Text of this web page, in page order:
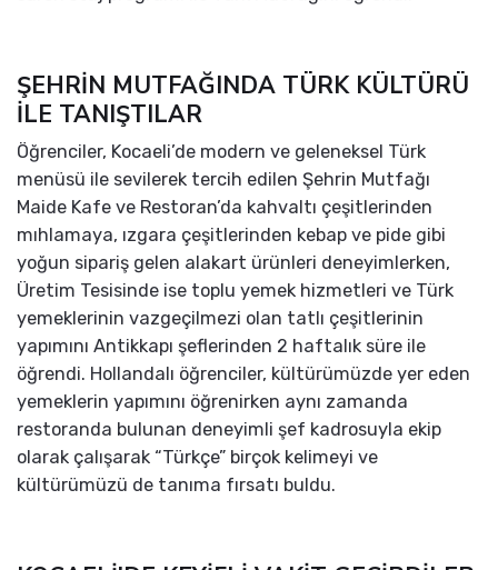
ŞEHRİN MUTFAĞINDA TÜRK KÜLTÜRÜ
İLE TANIŞTILAR
Öğrenciler, Kocaeli’de modern ve geleneksel Türk
menüsü ile sevilerek tercih edilen Şehrin Mutfağı
Maide Kafe ve Restoran’da kahvaltı çeşitlerinden
mıhlamaya, ızgara çeşitlerinden kebap ve pide gibi
yoğun sipariş gelen alakart ürünleri deneyimlerken,
Üretim Tesisinde ise toplu yemek hizmetleri ve Türk
yemeklerinin vazgeçilmezi olan tatlı çeşitlerinin
yapımını Antikkapı şeflerinden 2 haftalık süre ile
öğrendi. Hollandalı öğrenciler, kültürümüzde yer eden
yemeklerin yapımını öğrenirken aynı zamanda
restoranda bulunan deneyimli şef kadrosuyla ekip
olarak çalışarak “Türkçe” birçok kelimeyi ve
kültürümüzü de tanıma fırsatı buldu.